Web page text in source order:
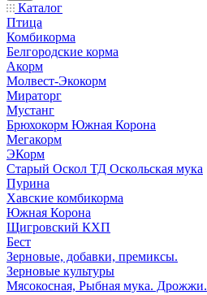
Каталог
Птица
Комбикорма
Белгородские корма
Акорм
Молвест-Экокорм
Мираторг
Мустанг
Брюхокорм Южная Корона
Мегакорм
ЭКорм
Старый Оскол ТД Оскольская мука
Пурина
Хавские комбикорма
Южная Корона
Щигровский КХП
Бест
Зерновые, добавки, премиксы.
Зерновые культуры
Мясокосная, Рыбная мука. Дрожжи.